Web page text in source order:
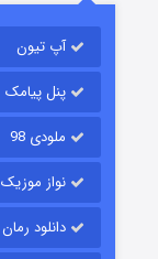
آپ تیون
پنل پیامک
ملودی 98
نواز موزیک
دانلود رمان